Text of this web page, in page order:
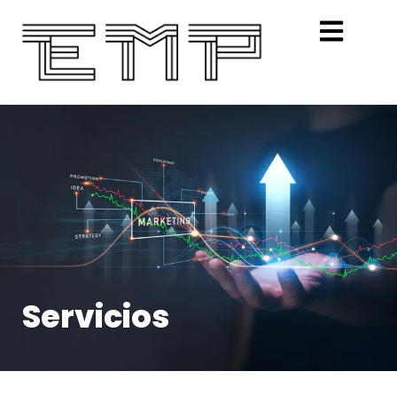
Servicios